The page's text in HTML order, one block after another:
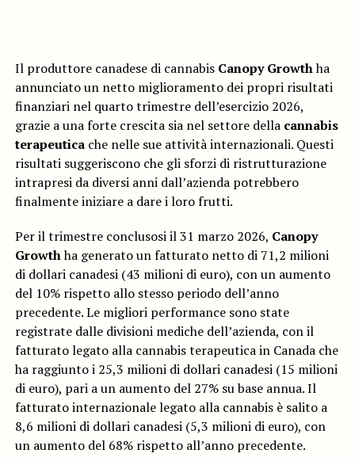
Il produttore canadese di cannabis Canopy Growthha
annunciato un netto miglioramento dei propri risultati
finanziari nel quarto trimestre dell’esercizio 2026,
grazie a una forte crescita sia nel settore della cannabis
terapeuticache nelle sue attività internazionali. Questi
risultati suggeriscono che gli sforzi di ristrutturazione
intrapresi da diversi anni dall’azienda potrebbero
finalmente iniziare a dare i loro frutti.
Per il trimestre conclusosi il 31 marzo 2026, Canopy
Growthha generato un fatturato netto di 71,2 milioni
di dollari canadesi (43 milioni di euro), con un aumento
del 10% rispetto allo stesso periodo dell’anno
precedente. Le migliori performance sono state
registrate dalle divisioni mediche dell’azienda, con il
fatturato legato alla cannabis terapeutica in Canada che
ha raggiunto i 25,3 milioni di dollari canadesi (15 milioni
di euro), pari a un aumento del 27% su base annua. Il
fatturato internazionale legato alla cannabis è salito a
8,6 milioni di dollari canadesi (5,3 milioni di euro), con
un aumento del 68% rispetto all’anno precedente.